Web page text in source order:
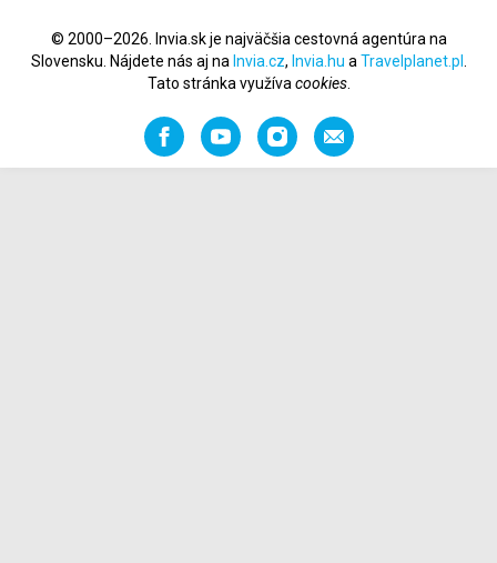
© 2000–2026. Invia.sk je najväčšia cestovná agentúra na
Slovensku. Nájdete nás aj na Invia.cz, Invia.hu a Travelplanet.pl
Tato stránka využíva cookies.
FacebookYouTubeInstagramOdporučiť